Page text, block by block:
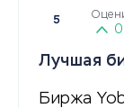
5
0
Лучшая
Биржа